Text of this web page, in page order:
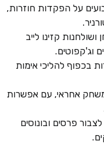
על הפקדות חוזרות,
קזינו לייב
וג'קפוטים.
בכפוף להליכי אימות
אחראי, עם אפשרות
פרסים ובונוסים